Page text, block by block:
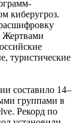
киберугроз.
Жертвами
туристические
составило 14–
группами в
Рекорд по